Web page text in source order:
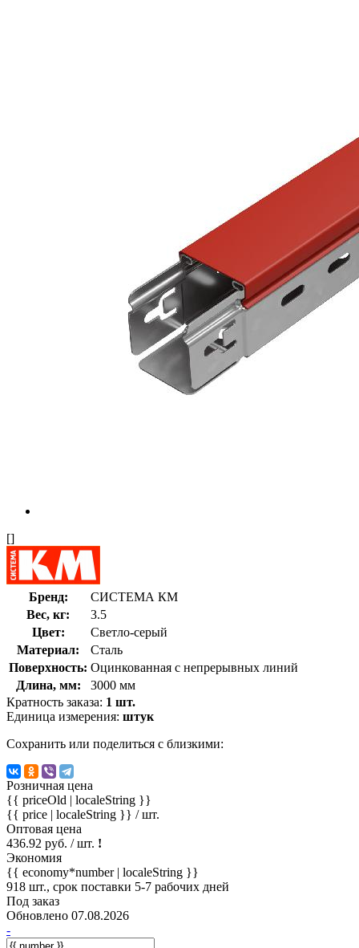
[]
Бренд:
СИСТЕМА КМ
Вес, кг:
3.5
Цвет:
Светло-серый
Материал:
Сталь
Поверхность: Оцинкованная с непрерывных линий
Длина, мм:
3000 мм
Кратность заказа: 1 шт.
Единица измерения: штук
Сохранить или поделиться с близкими:
Розничная цена
{{ priceOld | localeString }}
{{ price | localeString }} / шт.
Оптовая цена
436.92 руб. / шт. !
Экономия
{{ economy*number | localeString }}
918 шт., срок поставки 5-7 рабочих дней
Под заказ
Обновлено 07.08.2026
-